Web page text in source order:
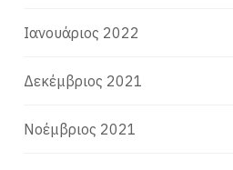
Ιανουάριος 2022
Δεκέμβριος 2021
Νοέμβριος 2021